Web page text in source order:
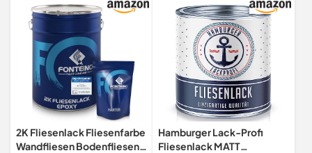
2K Fliesenlack Fliesenfarbe
Wandfliesen Bodenfliesen -
Hamburger Lack-Profi
Fliesenlack MATT